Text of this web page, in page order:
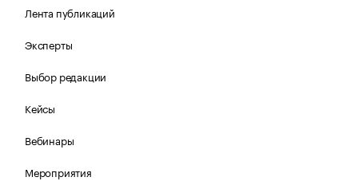
Лента публикаций
Эксперты
Выбор редакции
Кейсы
Вебинары
Мероприятия